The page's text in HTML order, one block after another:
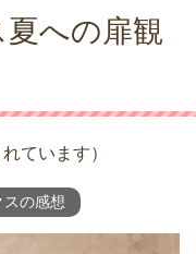
への扉観
ています）
スの感想